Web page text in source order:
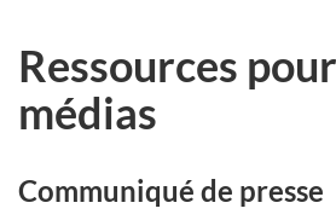
Ressources
médias
Communiqué de presse